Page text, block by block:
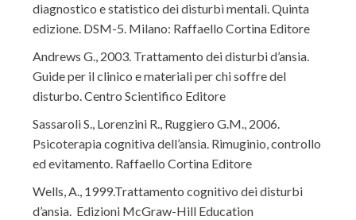
diagnostico e statistico dei disturbi mentali. Quinta
edizione. DSM-5. Milano: Raffaello Cortina Editore
Andrews G., 2003. Trattamento dei disturbi d’ansia.
Guide per il clinico e materiali per chi soffre del
disturbo. Centro Scientifico Editore
Sassaroli S., Lorenzini R., Ruggiero G.M., 2006.
Psicoterapia cognitiva dell’ansia. Rimuginio, controllo
ed evitamento. Raffaello Cortina Editore
Wells, A., 1999.Trattamento cognitivo dei disturbi
d’ansia. Edizioni McGraw-Hill Education